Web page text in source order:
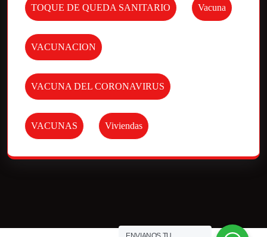
TOQUE DE QUEDA SANITARIO Vacuna
VACUNACION
VACUNA DEL CORONAVIRUS
VACUNAS Viviendas